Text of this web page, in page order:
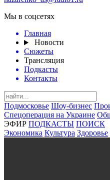
Мы в соцсетях
Главная
Новости
Сюжеты
Трансляция
Подкасты
Контакты
Подмосковье Шоу-бизнес
Спецоперация на Украине
ЭФИР ПОДКАСТЫ ПОИСК
Экономика Культура Здоровье